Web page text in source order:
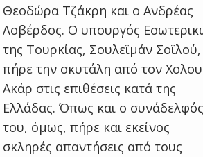
Θεοδώρα Τζάκρη και ο Ανδρέας
Λοβέρδος. Ο υπουργός
της Τουρκίας, Σουλεϊμάν Σοϊλού,
πήρε την σκυτάλη από τον
Ακάρ στις επιθέσεις κατά της
Ελλάδας. Όπως και ο συνάδελφός
του, όμως, πήρε και εκείνος
σκληρές απαντήσεις από τους